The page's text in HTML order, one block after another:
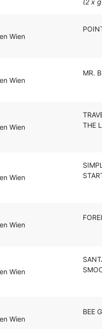
(2 x
Wien
Wien
MR.
Wien
THE
Wien
Wien
Wien
Wien
BEE